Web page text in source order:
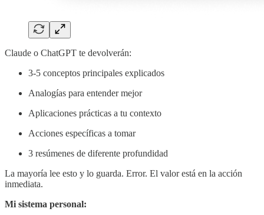
Claude o ChatGPT te devolverán:
3-5 conceptos principales explicados
Analogías para entender mejor
Aplicaciones prácticas a tu contexto
Acciones específicas a tomar
3 resúmenes de diferente profundidad
La mayoría lee esto y lo guarda. Error. El valor está en la acción
inmediata.
Mi sistema personal: